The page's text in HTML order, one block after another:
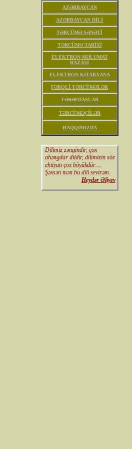
AZƏRBAYCAN
AZƏRBAYCAN DİLİ
TƏRCÜMƏ SƏNƏTİ
TƏRCÜMƏ TARİXİ
ELEKTRON MƏLUMAT
BAZASI
ELEKTRON KİTABXANA
FƏRQLİ TƏRCÜMƏLƏR
TƏRƏFDAŞLAR
TƏRCÜMƏÇİLƏR
HAQQIMIZDA
Dilimiz zəngindir, çox
ahəngdar dildir, dilimizin söz
ehtiyatı çox böyükdür…
Şəxsən mən bu dili sevirəm.
Heydər Əliyev